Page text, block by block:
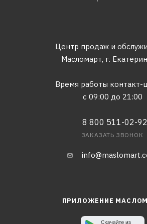
Центр продаж и
Масломарт, г.
Время работы контакт-
с 09:00 до 21:00
8 800 511-02-92
ЗАКАЗАТЬ ЗВОНОК
ПРИЛОЖЕНИЕ